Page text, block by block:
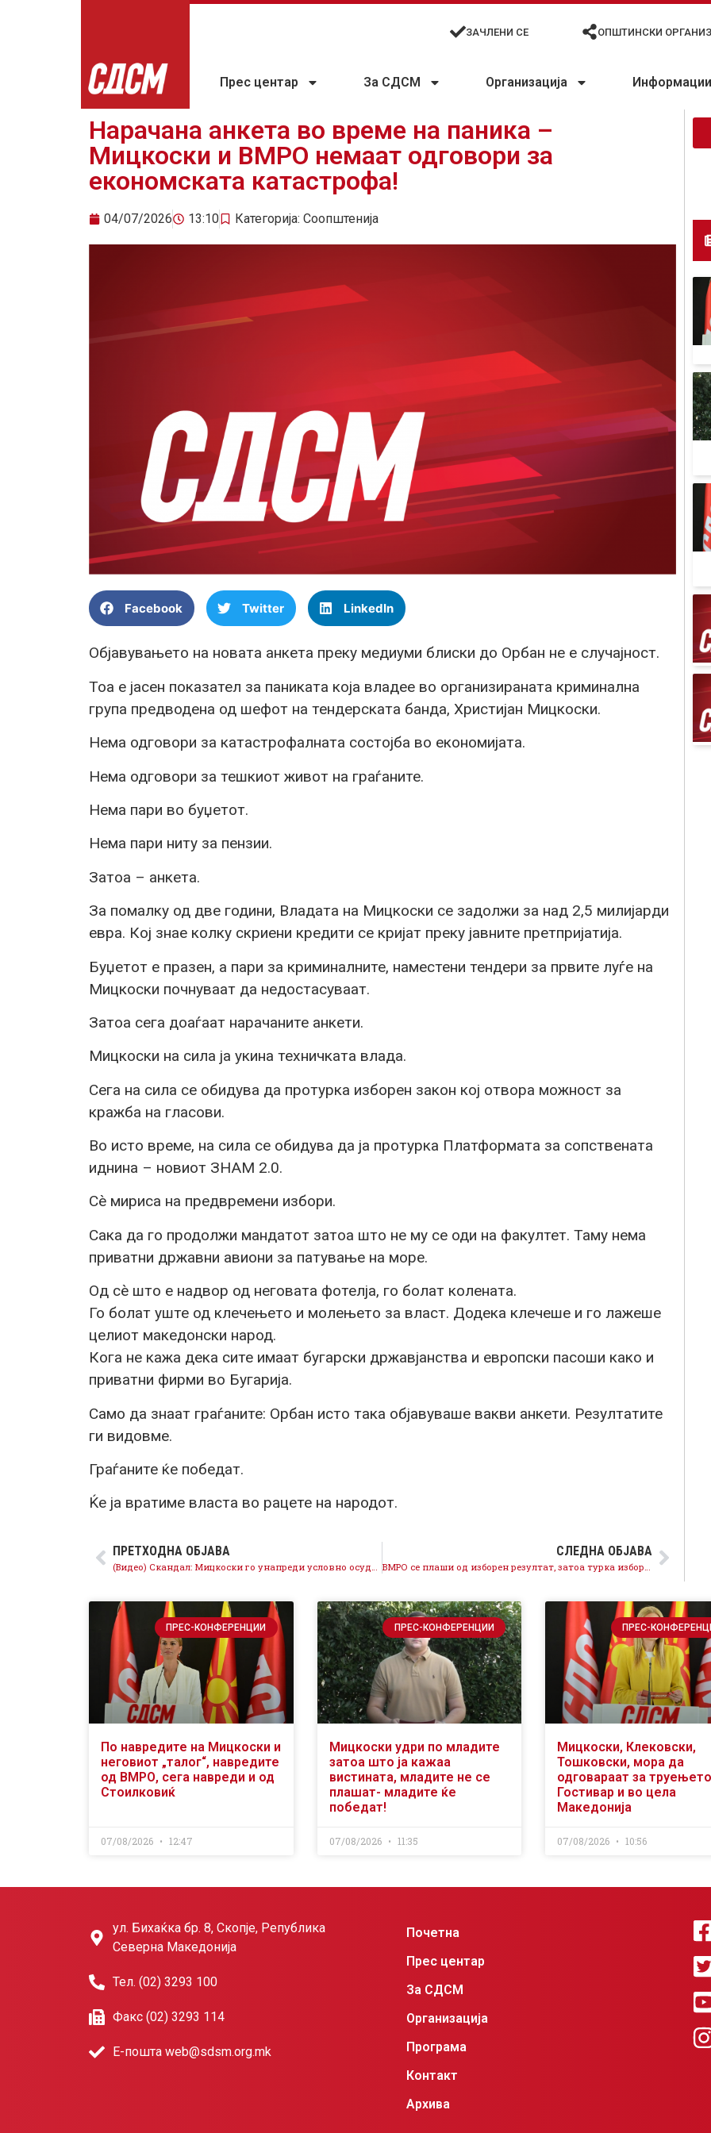
ЗАЧЛЕНИ СЕ ОПШТИНСКИ
Прес центар За СДСМ Организација Информации
Нарачана анкета во време на паника –
Мицкоски и ВМРО немаат одговори за
економската катастрофа!
04/07/2026 13:10 Категорија: Соопштенија
Facebook Twitter LinkedIn
Објавувањето на новата анкета преку медиуми блиски до Орбан не е случајност.
Тоа е јасен показател за паниката која владее во организираната криминална
група предводена од шефот на тендерската банда, Христијан Мицкоски.
Нема одговори за катастрофалната состојба во економијата.
Нема одговори за тешкиот живот на граѓаните.
Нема пари во буџетот.
Нема пари ниту за пензии.
Затоа – анкета.
За помалку од две години, Владата на Мицкоски се задолжи за над 2,5 милијарди
евра. Кој знае колку скриени кредити се кријат преку јавните претпријатија.
Буџетот е празен, а пари за криминалните, наместени тендери за првите луѓе на
Мицкоски почнуваат да недостасуваат.
Затоа сега доаѓаат нарачаните анкети.
Мицкоски на сила ја укина техничката влада.
Сега на сила се обидува да протурка изборен закон кој отвора можност за
кражба на гласови.
Во исто време, на сила се обидува да ја протурка Платформата за сопствената
иднина – новиот ЗНАМ 2.0.
Сè мириса на предвремени избори.
Сака да го продолжи мандатот затоа што не му се оди на факултет. Таму нема
приватни државни авиони за патување на море.
Од сè што е надвор од неговата фотелја, го болат колената.
Го болат уште од клечењето и молењето за власт. Додека клечеше и го лажеше
целиот македонски народ.
Кога не кажа дека сите имаат бугарски државјанства и европски пасоши како и
приватни фирми во Бугарија.
Само да знаат граѓаните: Орбан исто така објавуваше вакви анкети. Резултатите
ги видовме.
Граѓаните ќе победат.
Ќе ја вратиме власта во рацете на народот.
ПРЕТХОДНА ОБЈАВА СЛЕДНА ОБЈАВА
ПРЕС-КОНФЕРЕНЦИИ
По навредите на Мицкоски и
неговиот „талог“, навредите
од ВМРО, сега навреди и од
Стоилковиќ
07/08/2026 12:47
ПРЕС-КОНФЕРЕНЦИИ
Мицкоски удри по младите
затоа што ја кажаа
вистината, младите не се
плашат- младите ќе
победат!
07/08/2026 11:35
ПРЕС-
Мицкоски, Клековски,
Тошковски, мора да
одговараат за
Гостивар и во цела
Македонија
07/08/2026 10:56
ул. Бихаќка бр. 8, Скопје, Република
Северна Македонија
Тел. (02) 3293 100
Факс (02) 3293 114
Е-пошта web@sdsm.org.mk
Почетна
Прес центар
За СДСМ
Организација
Програма
Контакт
Архива